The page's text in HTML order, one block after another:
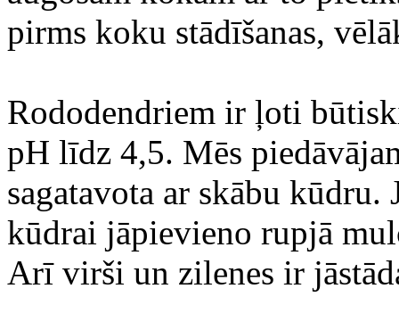
pirms koku stādīšanas,
Rododendriem ir ļoti
pH līdz 4,5. Mēs
sagatavota ar skābu kūdru.
kūdrai jāpievieno rupjā
Arī virši un zilenes ir